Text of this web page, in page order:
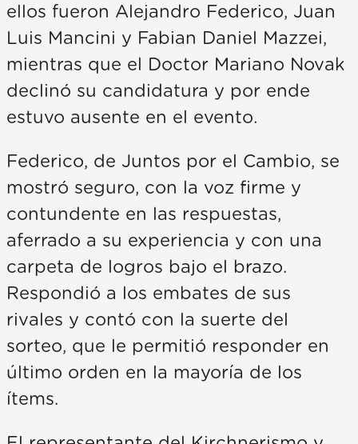
ellos fueron Alejandro Federico, Juan
Luis Mancini y Fabian Daniel Mazzei,
mientras que el Doctor Mariano Novak
declinó su candidatura y por ende
estuvo ausente en el evento.
Federico, de Juntos por el Cambio, se
mostró seguro, con la voz firme y
contundente en las respuestas,
aferrado a su experiencia y con una
carpeta de logros bajo el brazo.
Respondió a los embates de sus
rivales y contó con la suerte del
sorteo, que le permitió responder en
último orden en la mayoría de los
ítems.